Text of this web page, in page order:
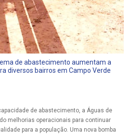
de abastecimento aumentam a
diversos bairros em Campo Verde
de abastecimento, a Águas de
melhorias operacionais para continuar
para a população. Uma nova bomba